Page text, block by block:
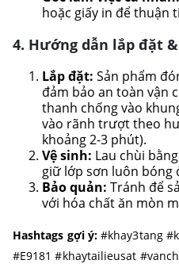
hoặc giấy in để thuận
4. Hướng dẫn lắp đặt
Lắp đặt: Sản phẩm
đảm bảo an toàn vận
thanh chống vào
vào rãnh trượt theo
khoảng 2-3 phút).
Vệ sinh: Lau chùi
giữ lớp sơn luôn bóng
Bảo quản: Tránh để
với hóa chất ăn mòn
Hashtags gợi ý: #khay3tang
#E9181 #khaytailieusat